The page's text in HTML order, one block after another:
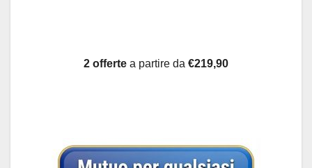
2 offerte a partire da €219,90